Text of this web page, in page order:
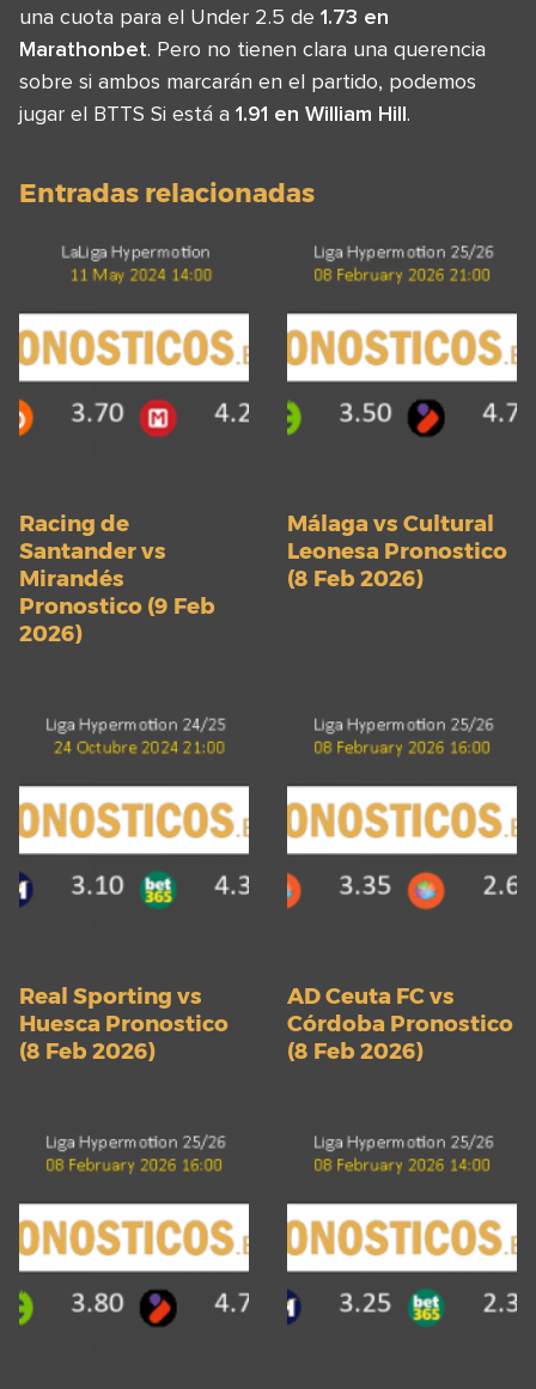
una cuota para el Under 2.5 de 1.73 en
Marathonbet. Pero no tienen clara una querencia
sobre si ambos marcarán en el partido, podemos
jugar el BTTS Si está a 1.91 en William Hill.
Entradas relacionadas
Racing de
Santander vs
Mirandés
Pronostico (9 Feb
2026)
Málaga vs Cultural
Leonesa Pronostico
(8 Feb 2026)
Real Sporting vs
Huesca Pronostico
(8 Feb 2026)
AD Ceuta FC vs
Córdoba Pronostico
(8 Feb 2026)